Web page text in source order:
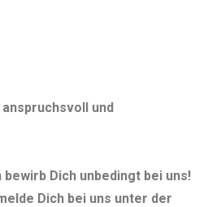
und
Dich unbedingt bei uns!
Dich bei uns unter der